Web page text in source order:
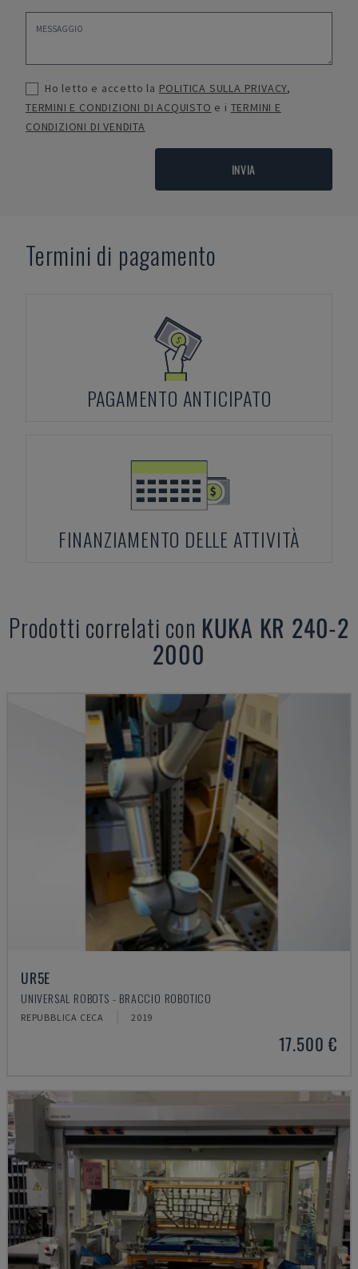
Ho letto e accetto la POLITICA SULLA PRIVACY,
TERMINI E CONDIZIONI DI ACQUISTO e i TERMINI E
CONDIZIONI DI VENDITA
INVIA
Termini di pagamento
PAGAMENTO ANTICIPATO
FINANZIAMENTO DELLE ATTIVITÀ
Prodotti correlati con KUKA KR 240-2
2000
UR5E
UNIVERSAL ROBOTS - BRACCIO ROBOTICO
REPUBBLICA CECA 2019
17.500 €